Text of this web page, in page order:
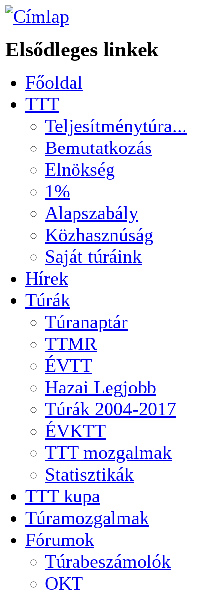
Elsődleges linkek
Főoldal
TTT
Teljesítménytúra...
Bemutatkozás
Elnökség
1%
Alapszabály
Közhasznúság
Saját túráink
Hírek
Túrák
Túranaptár
TTMR
ÉVTT
Hazai Legjobb
Túrák 2004-2017
ÉVKTT
TTT mozgalmak
Statisztikák
TTT kupa
Túramozgalmak
Fórumok
Túrabeszámolók
OKT